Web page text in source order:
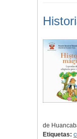
de
Etiquetas: